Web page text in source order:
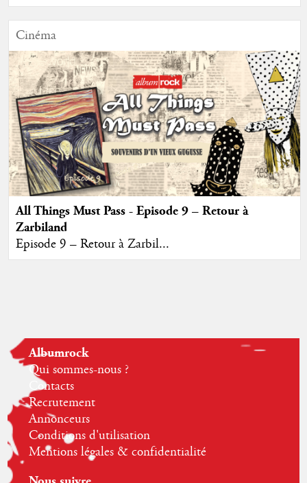
Cinéma
All Things Must Pass - Episode 9 – Retour à
Zarbiland
Episode 9 – Retour à Zarbil...
Albumrock
Qui sommes-nous ?
Contacts
Recrutement
Annonceurs
Conditions d'utilisation
Mentions légales & confidentialité